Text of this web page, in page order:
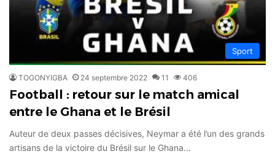
Sport
TOGONYIGBA 24 septembre 2022 11 406
Football : retour sur le match amical
entre le Ghana et le Brésil
Auteur de deux passes décisives, Neymar a été l’un des grands
artisans de la victoire du Brésil sur le Ghana…